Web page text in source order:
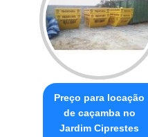
Preço para locação
de caçamba no
Jardim Ciprestes